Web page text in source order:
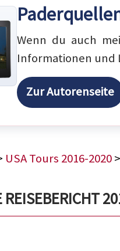
Wenn du auch
Informationen und
Zur Autorenseite
USA Tours 2016-2020
REISEBERICHT